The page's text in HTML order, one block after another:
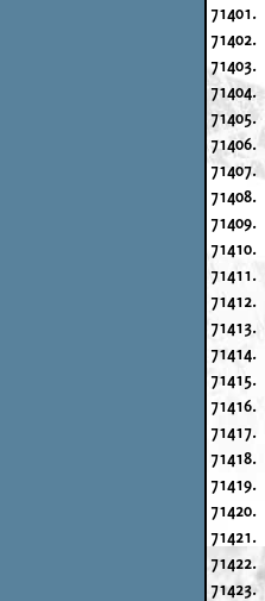
71401.
71402.
71403.
71404.
71405.
71406.
71407.
71408.
71409.
71410.
71411.
71412.
71413.
71414.
71415.
71416.
71417.
71418.
71419.
71420.
71421.
71422.
71423.